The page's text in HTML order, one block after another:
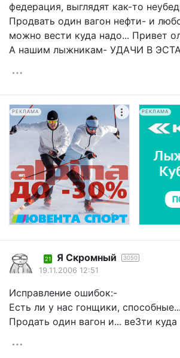
федерация, выглядят как-то
Продвать один вагон нефти- и
можно вести куда надо... Привет
А нашим лыжникам- УДАЧИ В
РЕКЛАМА РЕКЛАМА
21 Я Скромный 3050
19.11.2006 12:51
Исправление ошибок:-
Есть ли у нас гонщики, способные...
Продать один вагон и... веЗти куда